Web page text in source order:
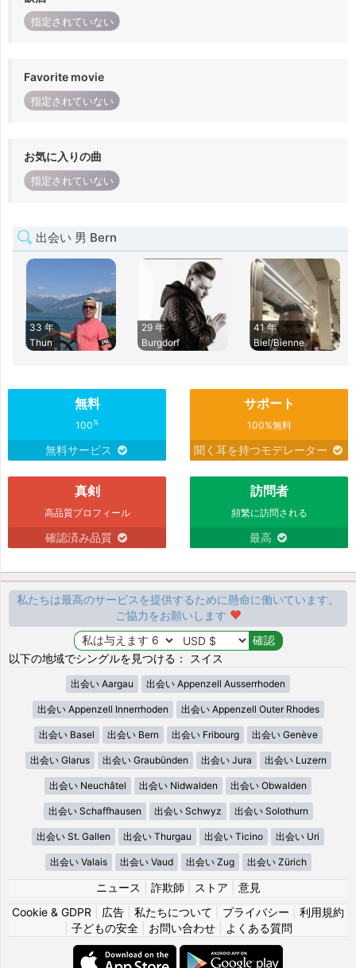
指定されていない
Favorite movie
指定されていない
お気に入りの曲
指定されていない
出会い 男 Bern
33 年
Thun
29 年
Burgdorf
41 年
Biel/Bienne
無料
100%
無料サービス
サポート
100%無料
聞く耳を持つモデレーター
真剣
高品質プロフィール
確認済み品質
訪問者
頻繁に訪問される
最高
私たちは最高のサービスを提供するために懸命に働いています。
ご協力をお願いします
以下の地域でシングルを見つける： スイス
出会い Aargau 出会い Appenzell Ausserrhoden
出会い Appenzell Innerrhoden 出会い Appenzell Outer Rhodes
出会い Basel 出会い Bern 出会い Fribourg 出会い Genève
出会い Glarus 出会い Graubünden 出会い Jura 出会い Luzern
出会い Neuchâtel 出会い Nidwalden 出会い Obwalden
出会い Schaffhausen 出会い Schwyz 出会い Solothurn
出会い St. Gallen 出会い Thurgau 出会い Ticino 出会い Uri
出会い Valais 出会い Vaud 出会い Zug 出会い Zürich
ニュース 詐欺師 ストア
意見
Cookie & GDPR
広告 私たちについて プライバシー
利用規約
子どもの安全| お問い合わせ| よくある質問